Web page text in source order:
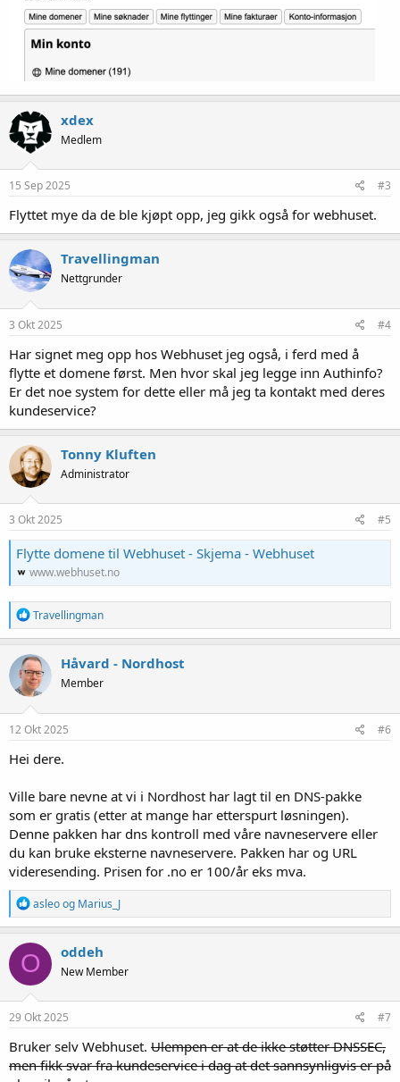
xdex
Medlem
15 Sep 2025 #3
Flyttet mye da de ble kjøpt opp, jeg gikk også for webhuset.
Travellingman
Nettgrunder
3 Okt 2025 #4
Har signet meg opp hos Webhuset jeg også, i ferd med å
flytte et domene først. Men hvor skal jeg legge inn Authinfo?
Er det noe system for dette eller må jeg ta kontakt med deres
kundeservice?
Tonny Kluften
Administrator
3 Okt 2025 #5
Flytte domene til Webhuset - Skjema - Webhuset
www.webhuset.no
R
e
a
k
s
j
o
n
e
:
Travellingman
Håvard - Nordhost
Member
12 Okt 2025 #6
Hei dere.
Ville bare nevne at vi i Nordhost har lagt til en DNS-pakke
som er gratis (etter at mange har etterspurt løsningen).
Denne pakken har dns kontroll med våre navneservere eller
du kan bruke eksterne navneservere. Pakken har og URL
videresending. Prisen for .no er 100/år eks mva.
R
e
a
k
s
j
o
n
e
:
asleoog Marius_J
O oddeh
New Member
29 Okt 2025 #7
Bruker selv Webhuset. Ulempen er at de ikke støtter DNSSEC,
men fikk svar fra kundeservice i dag at det sannsynligvis er på